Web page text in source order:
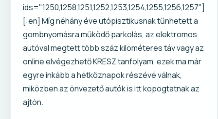
ids="1250,1258,1251,1252,1253,1254,1255,1256,1257"]
[:en] Míg néhány éve utópisztikusnak tűnhetett a
gombnyomásra működő parkolás, az elektromos
autóval megtett több száz kilométeres táv vagy az
online elvégezhető KRESZ tanfolyam, ezek ma már
egyre inkább a hétköznapok részévé válnak,
miközben az önvezető autók is itt kopogtatnak az
ajtón.